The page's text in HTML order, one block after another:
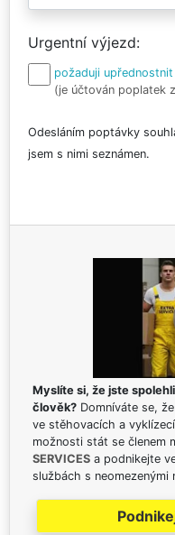
Urgentní výjezd
požaduji
(je účtován poplatek
Odesláním poptávky
jsem s nimi seznámen.
Myslíte si, že jste
člověk? Domníváte se,
ve stěhovacích a
možnosti stát se členem
SERVICES a podnikejte
službách s